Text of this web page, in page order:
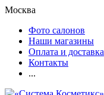
Москва
Фото салонов
Наши магазины
Оплата и доставка
Контакты
...